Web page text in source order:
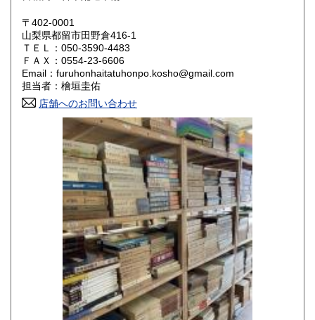
岡山県
山口県 800円
香川県 800円 愛媛県
高知県 800円
800円 長崎県
800円 大分県
800円 鹿児島県
1,500円
〒402-0001
山梨県都留市田野倉416-1
ＴＥＬ：050-3590-4483
ＦＡＸ：0554-23-6606
Email：furuhonhaitatuhonpo.kosho@gmail.com
担当者：檜垣圭佑
店舗へのお問い合わせ